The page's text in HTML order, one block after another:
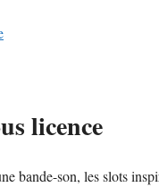
licence
bande-son, les slots